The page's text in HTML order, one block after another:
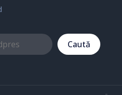
Caută